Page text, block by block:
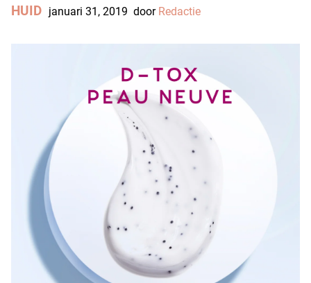
HUID januari 31, 2019 door Redactie